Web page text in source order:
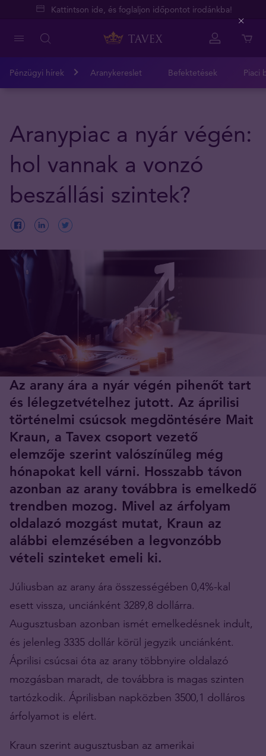
Kattintson ide, és foglaljon időpontot irodánkba!
Pénzügyi hírek Aranykereslet Befektetések Piaci
Aranypiac a nyár végén:
hol vannak a vonzó
beszállási szintek?
Az arany ára a nyár végén pihenőt tart
és lélegzetvételhez jutott. Az áprilisi
történelmi csúcsok megdöntésére Mait
Kraun, a Tavex csoport vezető
elemzője szerint valószínűleg még
hónapokat kell várni. Hosszabb távon
azonban az arany továbbra is emelkedő
trendben mozog. Mivel az árfolyam
oldalazó mozgást mutat, Kraun az
alábbi elemzésében a legvonzóbb
vételi szinteket emeli ki.
Júliusban az arany ára összességében 0,4%-kal
esett vissza, unciánként 3289,8 dollárra.
Augusztusban azonban ismét emelkedésnek indult,
és jelenleg 3335 dollár körül jegyzik unciánként.
Áprilisi csúcsai óta az arany többnyire oldalazó
mozgásban maradt, de továbbra is magas szinten
tartózkodik. Áprilisban napközben 3500,1 dolláros
árfolyamot is elért.
Kraun szerint augusztusban az amerikai
Close